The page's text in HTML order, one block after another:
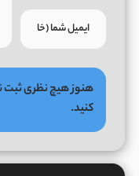
هنوز هیچ نظری ثبت
کنید.